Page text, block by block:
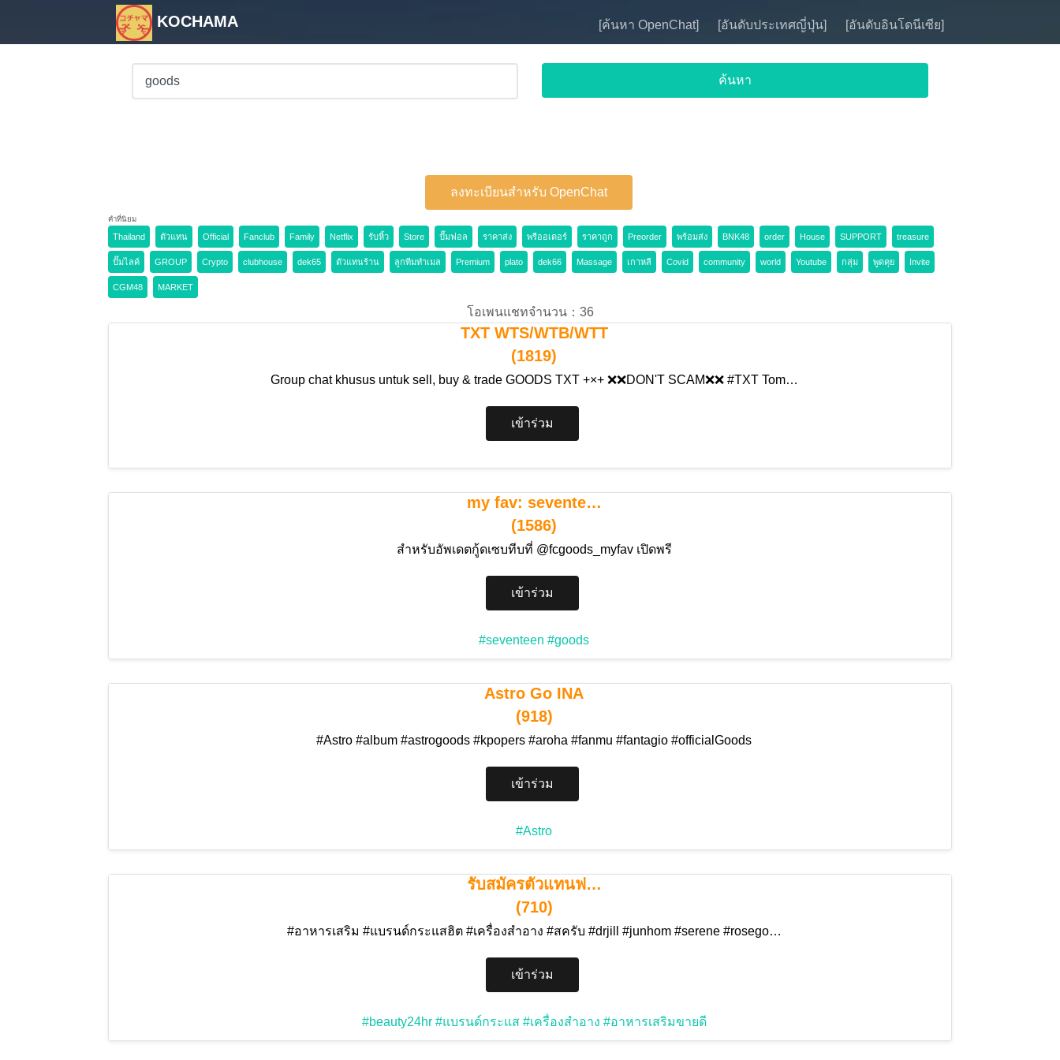
KOCHAMA [ค้นหา OpenChat] [อันดับประเทศญี่ปุ่น] [อันดับอินโดนีเซีย]
ลงทะเบียนสำหรับ OpenChat
คำที่นิยม
Thailand ตัวแทน Official Fanclub Family Netflix รับหิ้ว Store ปั๊มฟอล ราคาส่ง พรีออเดอร์ ราคาถูก Preorder พร้อมส่ง BNK48 order House SUPPORT treasure
ปั๊มไลค์ GROUP Crypto clubhouse dek65 ตัวแทนร้าน ลูกทีมทำเมล Premium plato dek66 Massage เกาหลี Covid community world Youtube กลุ่ม พูดคุย Invite
CGM48 MARKET
โอเพนแชทจำนวน：36
TXT WTS/WTB/WTT
(1819)
Group chat khusus untuk sell, buy & trade GOODS TXT +×+ ❌❌DON'T SCAM❌❌ #TXT Tom…
เข้าร่วม
my fav: sevente…
(1586)
สำหรับอัพเดตกู้ดเซบทีบที่ @fcgoods_myfav เปิดพรี
เข้าร่วม
#seventeen #goods
Astro Go INA
(918)
#Astro #album #astrogoods #kpopers #aroha #fanmu #fantagio #officialGoods
เข้าร่วม
#Astro
รับสมัครตัวแทนฟ…
(710)
#อาหารเสริม #แบรนด์กระแสฮิต #เครื่องสำอาง #สครับ #drjill #junhom #serene #rosego…
เข้าร่วม
#beauty24hr #แบรนด์กระแส #เครื่องสำอาง #อาหารเสริมขายดี